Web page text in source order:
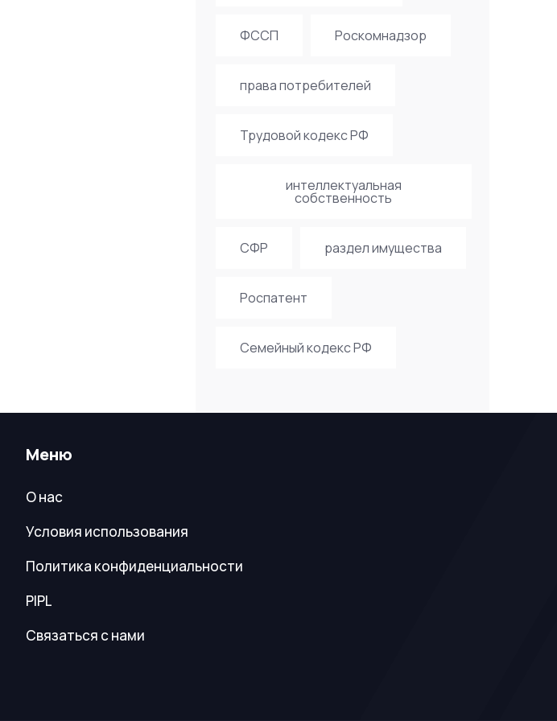
ФССП Роскомнадзор
права потребителей
Трудовой кодекс РФ
интеллектуальная
собственность
СФР раздел имущества
Роспатент
Семейный кодекс РФ
Меню
О нас
Условия использования
Политика конфиденциальности
PIPL
Связаться с нами